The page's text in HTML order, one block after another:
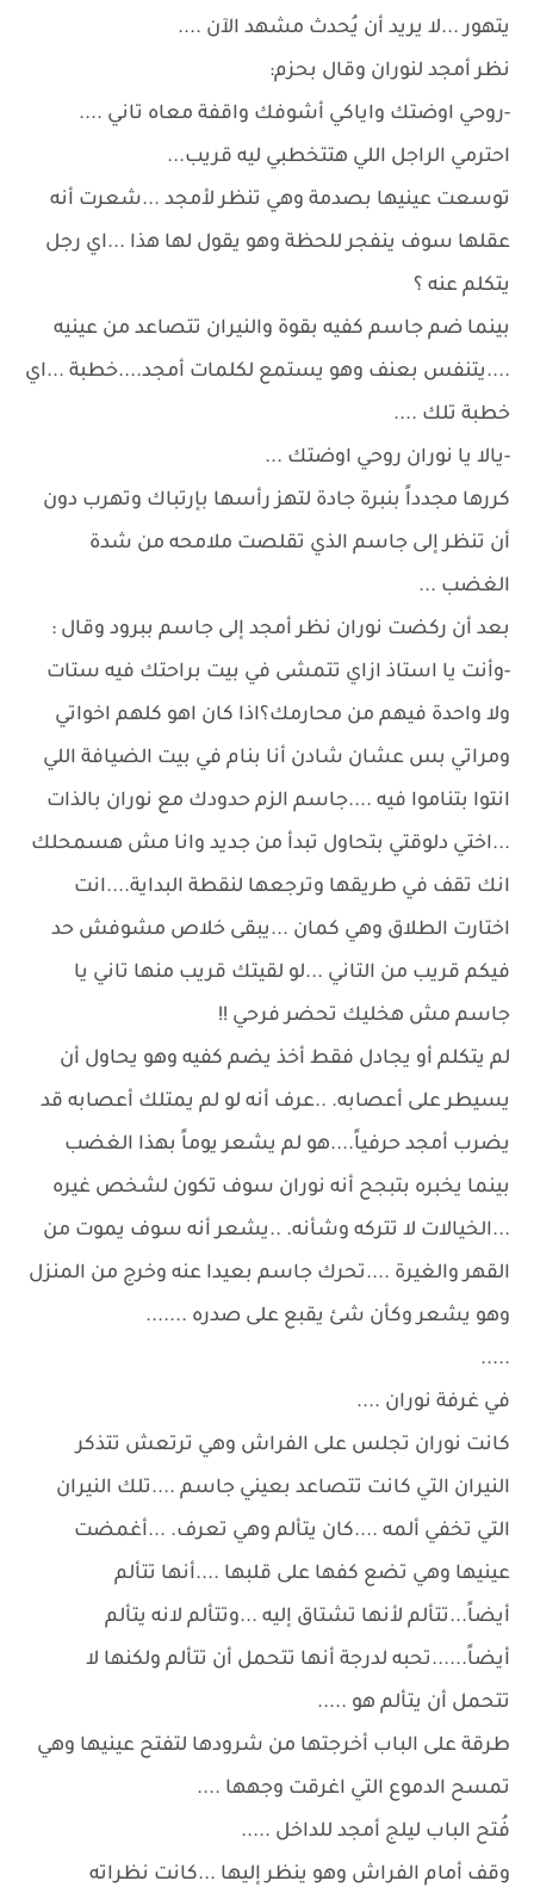
يتهور ...لا يريد أن يُحدث مشهد الآن ....
نظر أمجد لنوران وقال بحزم:
-روحي اوضتك واياكي أشوفك واقفة معاه تاني ....
احترمي الراجل اللي هتتخطبي ليه قريب...
توسعت عينيها بصدمة وهي تنظر لأمجد ...شعرت أنه
عقلها سوف ينفجر للحظة وهو يقول لها هذا ...اي رجل
يتكلم عنه ؟
بينما ضم جاسم كفيه بقوة والنيران تتصاعد من عينيه
....يتنفس بعنف وهو يستمع لكلمات أمجد....خطبة ...اي
خطبة تلك ....
-يالا يا نوران روحي اوضتك ...
كررها مجدداً بنبرة جادة لتهز رأسها بإرتباك وتهرب دون
أن تنظر إلى جاسم الذي تقلصت ملامحه من شدة
الغضب ...
بعد أن ركضت نوران نظر أمجد إلى جاسم ببرود وقال :
-وأنت يا استاذ ازاي تتمشى في بيت براحتك فيه ستات
ولا واحدة فيهم من محارمك؟اذا كان اهو كلهم اخواتي
ومراتي بس عشان شادن أنا بنام في بيت الضيافة اللي
انتوا بتناموا فيه ....جاسم الزم حدودك مع نوران بالذات
...اختي دلوقتي بتحاول تبدأ من جديد وانا مش هسمحلك
انك تقف في طريقها وترجعها لنقطة البداية....انت
اختارت الطلاق وهي كمان ...يبقى خلاص مشوفش حد
فيكم قريب من التاني ...لو لقيتك قريب منها تاني يا
جاسم مش هخليك تحضر فرحي !!
لم يتكلم أو يجادل فقط أخذ يضم كفيه وهو يحاول أن
يسيطر على أعصابه. ..عرف أنه لو لم يمتلك أعصابه قد
يضرب أمجد حرفياً....هو لم يشعر يوماً بهذا الغضب
بينما يخبره بتبجح أنه نوران سوف تكون لشخص غيره
...الخيالات لا تتركه وشأنه. ..يشعر أنه سوف يموت من
القهر والغيرة ....تحرك جاسم بعيدا عنه وخرج من المنزل
وهو يشعر وكأن شئ يقبع على صدره .......
.....
في غرفة نوران ....
كانت نوران تجلس على الفراش وهي ترتعش تتذكر
النيران التي كانت تتصاعد بعيني جاسم ....تلك النيران
التي تخفي ألمه ....كان يتألم وهي تعرف. ...أغمضت
عينيها وهي تضع كفها على قلبها ....أنها تتألم
أيضاً...تتألم لأنها تشتاق إليه ...وتتألم لانه يتألم
أيضاً......تحبه لدرجة أنها تتحمل أن تتألم ولكنها لا
تتحمل أن يتألم هو .....
طرقة على الباب أخرجتها من شرودها لتفتح عينيها وهي
تمسح الدموع التي اغرقت وجهها ....
فُتح الباب ليلج أمجد للداخل .....
وقف أمام الفراش وهو ينظر إليها ...كانت نظراته